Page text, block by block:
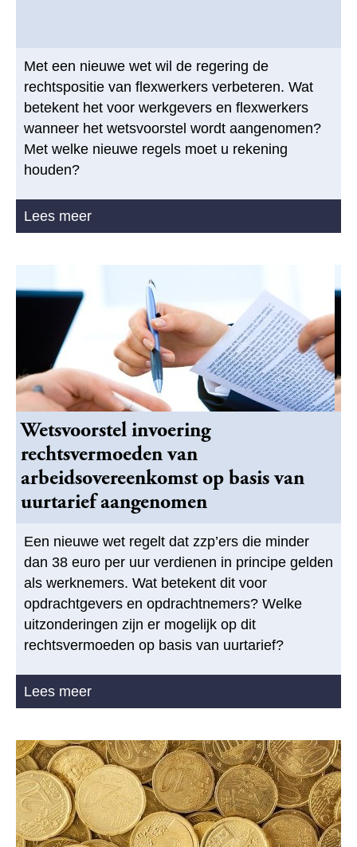
Met een nieuwe wet wil de regering de
rechtspositie van flexwerkers verbeteren. Wat
betekent het voor werkgevers en flexwerkers
wanneer het wetsvoorstel wordt aangenomen?
Met welke nieuwe regels moet u rekening
houden?
Lees meer
Wetsvoorstel invoering
rechtsvermoeden van
arbeidsovereenkomst op basis van
uurtarief aangenomen
Een nieuwe wet regelt dat zzp’ers die minder
dan 38 euro per uur verdienen in principe gelden
als werknemers. Wat betekent dit voor
opdrachtgevers en opdrachtnemers? Welke
uitzonderingen zijn er mogelijk op dit
rechtsvermoeden op basis van uurtarief?
Lees meer